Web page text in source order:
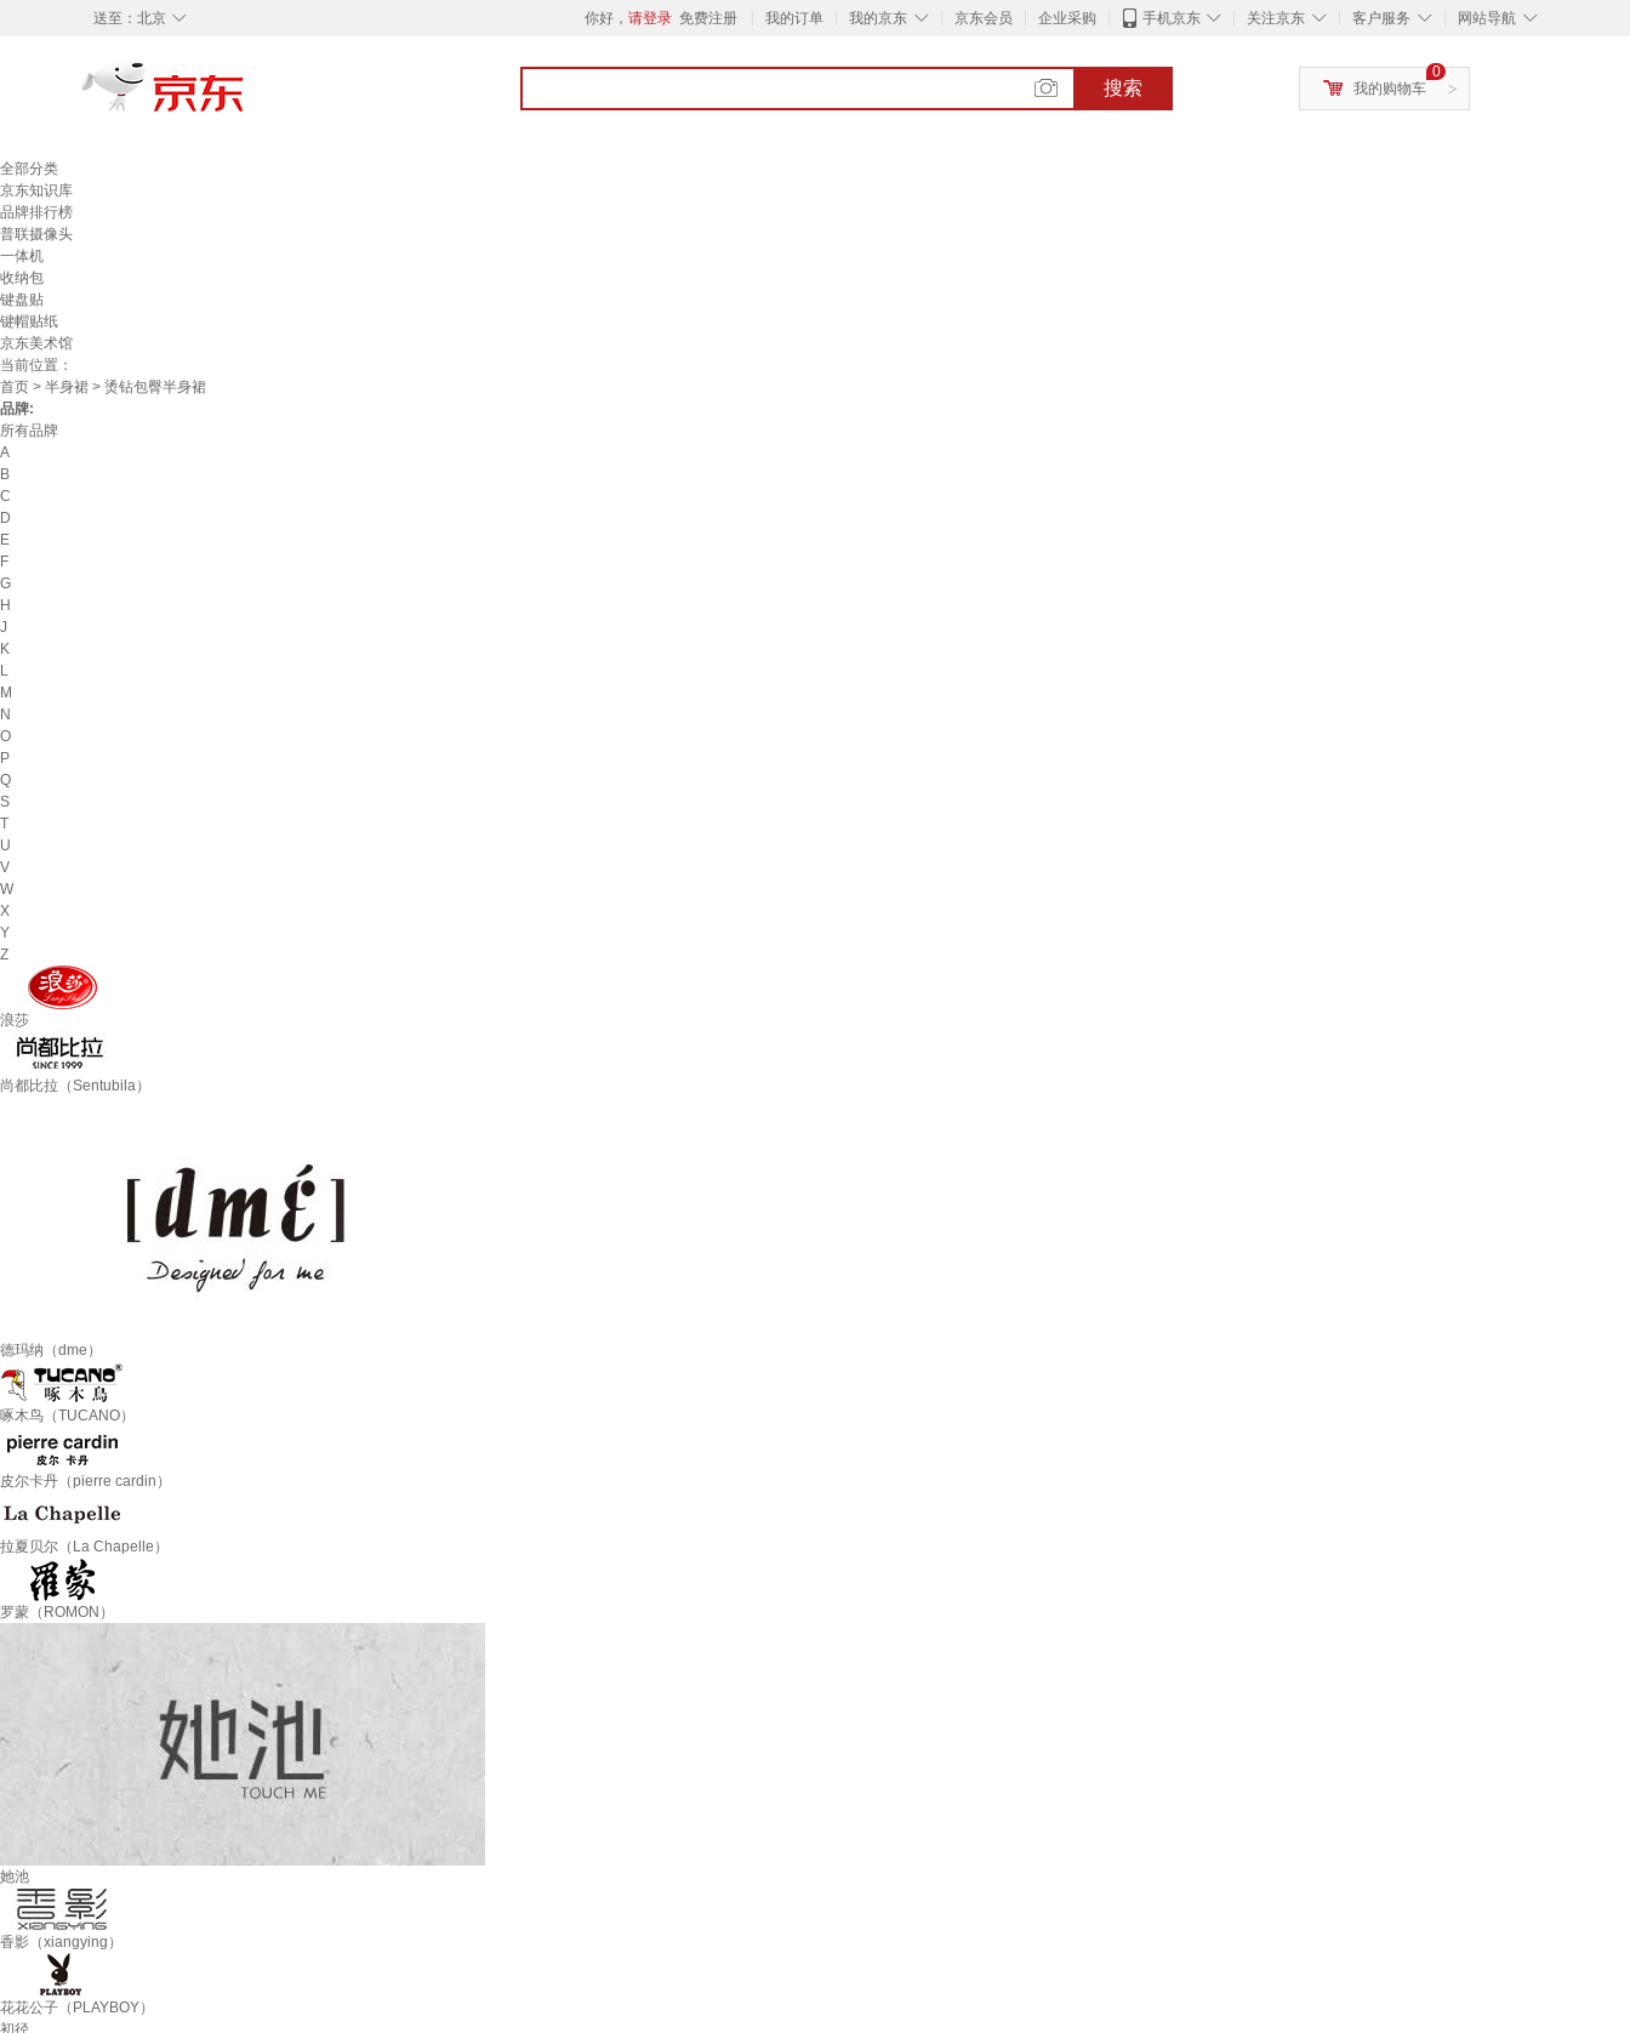
◇
送至： 北京 你好， 请登录 免费注册 我的订单 ◇
我的京东 京东会员 企业采购 ◇
手机京东 ◇
关注京东 ◇
客户服务 ◇
网站导航
搜索 >
0
我的购物车
全部分类
京东知识库
品牌排行榜
普联摄像头
一体机
收纳包
键盘贴
键帽贴纸
京东美术馆
当前位置：
首页 > 半身裙 > 烫钻包臀半身裙
品牌:
所有品牌
A
B
C
D
E
F
G
H
J
K
L
M
N
O
P
Q
S
T
U
V
W
X
Y
Z
浪莎
尚都比拉（Sentubila）
德玛纳（dme）
啄木鸟（TUCANO）
皮尔卡丹（pierre cardin）
拉夏贝尔（La Chapelle）
罗蒙（ROMON）
她池
香影（xiangying）
花花公子（PLAYBOY）
初径